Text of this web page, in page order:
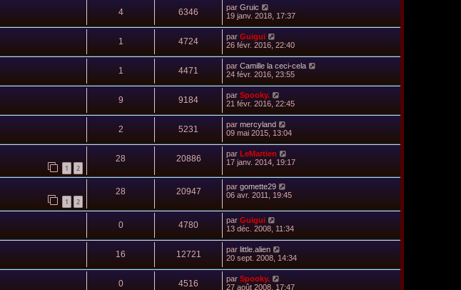
4 6346 par Gruic
19 janv. 2018, 17:37
1 4724 par Guigui
26 févr. 2016, 22:40
1 4471 par Camille la ceci-cela
24 févr. 2016, 23:55
9 9184 par Spooky.
21 févr. 2016, 22:45
2 5231 par mercyland
09 mai 2015, 13:04
1 2
28 20886 par LeMartien
17 janv. 2014, 19:17
1 2
28 20947 par gomette29
06 avr. 2011, 19:45
0 4780 par Guigui
13 déc. 2008, 11:34
16 12721 par little.alien
20 sept. 2008, 14:34
0 4516 par Spooky.
27 août 2008, 17:47